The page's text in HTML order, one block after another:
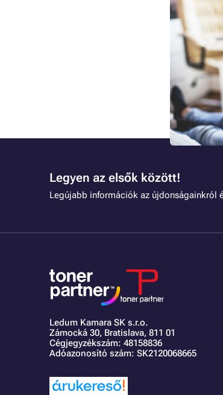
a
A
magában,
nyomtatási
eszközöket
hanem a
találkozhat a
Teljes cikk »
Legyen az elsők között!
Legújabb információk az újdonságainkról
Ledum Kamara SK s.r.o.
Zámocká 30, Bratislava, 811 01
Cégjegyzékszám: 48158836
Adóazonosító szám: SK2120068665